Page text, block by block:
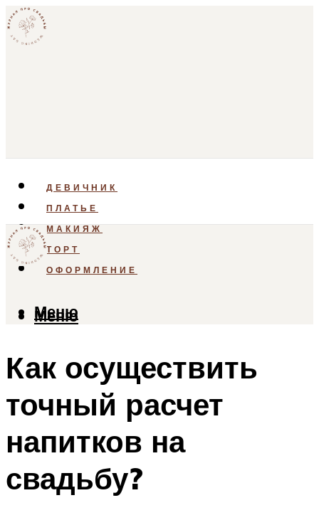
ДЕВИЧНИК
ПЛАТЬЕ
МАКИЯЖ
ТОРТ
ОФОРМЛЕНИЕ
Меню
Меню
Как осуществить
точный расчет
напитков на
свадьбу?